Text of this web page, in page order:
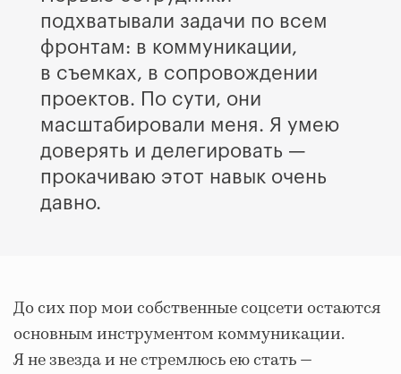
подхватывали задачи по всем
фронтам: в коммуникации,
в съемках, в сопровождении
проектов. По сути, они
масштабировали меня. Я умею
доверять и делегировать —
прокачиваю этот навык очень
давно.
До сих пор мои собственные соцсети остаются
основным инструментом коммуникации.
Я не звезда и не стремлюсь ею стать —